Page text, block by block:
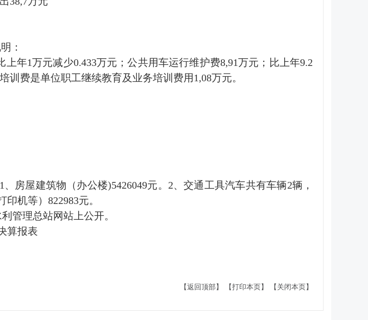
：
年1万元减少0.433万元；公共用车运行维护费8,91万元；比上年9.2
费是单位职工继续教育及业务培训费用1,08万元。
房屋建筑物（办公楼)5426049元。2、交通工具汽车共有车辆2辆，
机等）822983元。
管理总站网站上公开。
算报表
【返回顶部】
【打印本页】 【关闭本页】